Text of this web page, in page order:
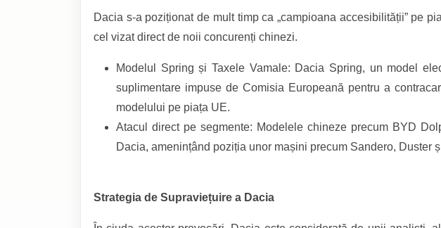
Dacia s-a poziționat de mult timp ca „campioana accesibilității” pe
cel vizat direct de noii concurenți chinezi.
Modelul Spring și Taxele Vamale: Dacia Spring, un model
suplimentare impuse de Comisia Europeană pentru a
modelului pe piața UE.
Atacul direct pe segmente: Modelele chineze precum BYD
Dacia, amenințând poziția unor mașini precum Sandero, Duster
Strategia de Supraviețuire a Dacia